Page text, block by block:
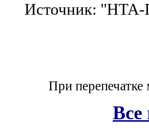
Источник: "НТА-
При перепечатке
Все